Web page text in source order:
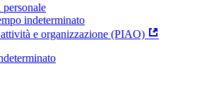
indeterminato
e organizzazione (PIAO)